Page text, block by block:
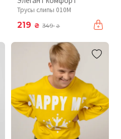
Трусы слипы 010М
219 ₴ 349₴